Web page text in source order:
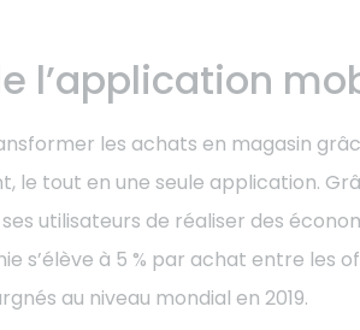
l’application
les achats en magasin
le tout en une seule application.
utilisateurs de réaliser des
s’élève à 5 % par achat entre
au niveau mondial en 2019.